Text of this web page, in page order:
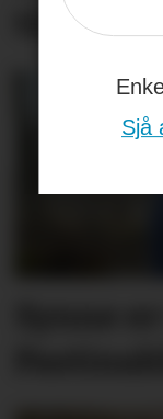
Sjå
til Ap-